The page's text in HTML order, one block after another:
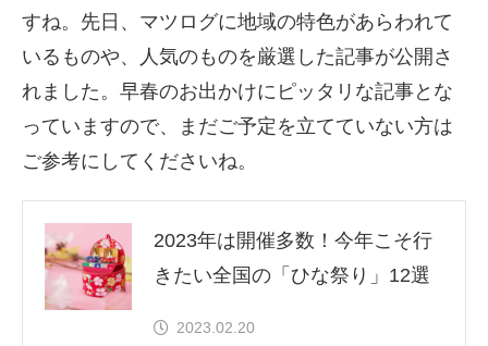
すね。先日、マツログに地域の特色があらわれて
いるものや、人気のものを厳選した記事が公開さ
れました。早春のお出かけにピッタリな記事とな
っていますので、まだご予定を立てていない方は
ご参考にしてくださいね。
2023年は開催多数！今年こそ行
きたい全国の「ひな祭り」12選
2023.02.20